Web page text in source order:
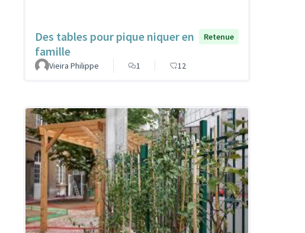
Des tables pour pique niquer en
famille
Retenue
Vieira Philippe 1 12